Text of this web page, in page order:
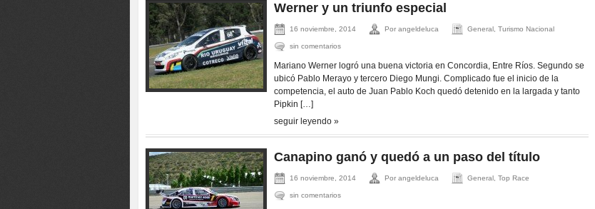
Werner y un triunfo especial
16 noviembre, 2014 Por angeldeluca General, Turismo Nacional
sin comentarios
Mariano Werner logró una buena victoria en Concordia, Entre Ríos. Segundo se
ubicó Pablo Merayo y tercero Diego Mungi. Complicado fue el inicio de la
competencia, el auto de Juan Pablo Koch quedó detenido en la largada y tanto
Pipkin […]
seguir leyendo »
Canapino ganó y quedó a un paso del título
16 noviembre, 2014 Por angeldeluca General, Top Race
sin comentarios